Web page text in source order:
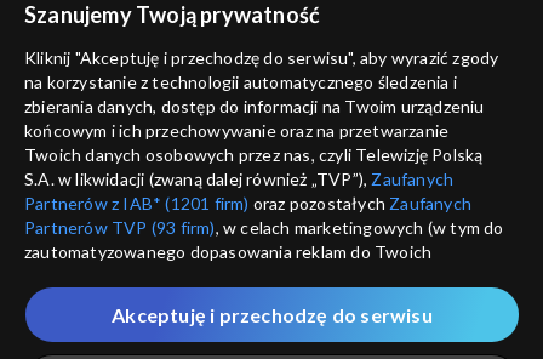
ANULUJ
informacje o dostawcy usług
Szanujemy Twoją prywatność
Kliknij "Akceptuję i przechodzę do serwisu", aby wyrazić zgody
na korzystanie z technologii automatycznego śledzenia i
zbierania danych, dostęp do informacji na Twoim urządzeniu
końcowym i ich przechowywanie oraz na przetwarzanie
Twoich danych osobowych przez nas, czyli Telewizję Polską
S.A. w likwidacji (zwaną dalej również „TVP”), Zaufanych
Partnerów z IAB* (1201 firm) oraz pozostałych Zaufanych
Partnerów TVP (93 firm), w celach marketingowych (w tym do
zautomatyzowanego dopasowania reklam do Twoich
które wskazujemy poniżej, a także zgody na udostępnianie
przez nas identyfikatora PPID do Google.
Akceptuję i przechodzę do serwisu